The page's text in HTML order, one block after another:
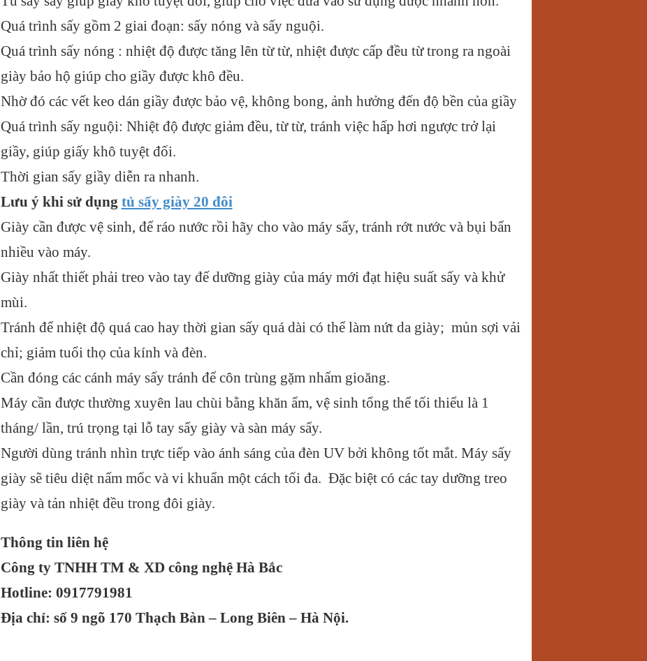
Quá trình sấy gồm 2 giai đoạn: sấy nóng và sấy nguội.
Quá trình sấy nóng : nhiệt độ được tăng lên từ từ, nhiệt được cấp đều từ trong ra ngoài
giày bảo hộ giúp cho giầy được khô đều.
Nhờ đó các vết keo dán giầy được bảo vệ, không bong, ảnh hưởng đến độ bền của giầy
Quá trình sấy nguội: Nhiệt độ được giảm đều, từ từ, tránh việc hấp hơi ngược trở lại
giầy, giúp giấy khô tuyệt đối.
Thời gian sấy giầy diễn ra nhanh.
Lưu ý khi sử dụng tủ sấy giày 20 đôi
Giày cần được vệ sinh, để ráo nước rồi hãy cho vào máy sấy, tránh rớt nước và bụi bẩn
nhiều vào máy.
Giày nhất thiết phải treo vào tay đế dưỡng giày của máy mới đạt hiệu suất sấy và khử
mùi.
Tránh để nhiệt độ quá cao hay thời gian sấy quá dài có thể làm nứt da giày; mủn sợi vải
chỉ; giảm tuổi thọ của kính và đèn.
Cần đóng các cánh máy sấy tránh để côn trùng gặm nhấm gioăng.
Máy cần được thường xuyên lau chùi bằng khăn ẩm, vệ sinh tổng thể tối thiểu là 1
tháng/ lần, trú trọng tại lỗ tay sấy giày và sàn máy sấy.
Người dùng tránh nhìn trực tiếp vào ánh sáng của đèn UV bởi không tốt mắt. Máy sấy
giày sẽ tiêu diệt nấm mốc và vi khuẩn một cách tối đa. Đặc biệt có các tay dưỡng treo
giày và tản nhiệt đều trong đôi giày.
Thông tin liên hệ
Công ty TNHH TM & XD công nghệ Hà Bắc
Hotline: 0917791981
Địa chỉ: số 9 ngõ 170 Thạch Bàn – Long Biên – Hà Nội.